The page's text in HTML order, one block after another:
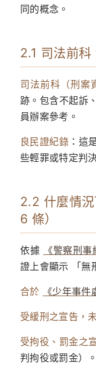
同的概念。
2.1 司法前
司法前科（刑案
跡。包含不起訴
員辦案參考。
良民證紀錄 ：這
些輕罪或特定判
2.2 什麼情
6 條）
依據 《警察刑
證上會顯示 「無
合於 《少年事
受緩刑之宣告，
受拘役、罰金之
判拘役或罰金）。